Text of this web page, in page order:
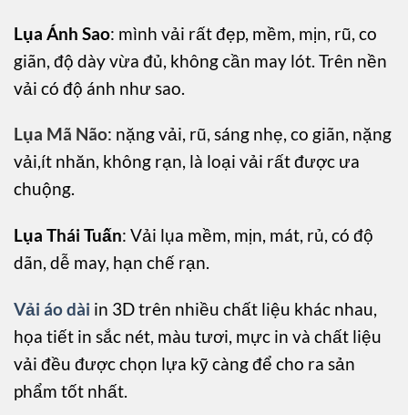
Lụa Ánh Sao: mình vải rất đẹp, mềm, mịn, rũ, co
giãn, độ dày vừa đủ, không cần may lót. Trên nền
vải có độ ánh như sao.
Lụa Mã Não: nặng vải, rũ, sáng nhẹ, co giãn, nặng
vải,ít nhăn, không rạn, là loại vải rất được ưa
chuộng.
Lụa Thái Tuấn: Vải lụa mềm, mịn, mát, rủ, có độ
dãn, dễ may, hạn chế rạn.
Vải áo dài in 3D trên nhiều chất liệu khác nhau,
họa tiết in sắc nét, màu tươi, mực in và chất liệu
vải đều được chọn lựa kỹ càng để cho ra sản
phẩm tốt nhất.